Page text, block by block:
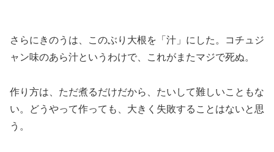
さらにきのうは、このぶり大根を「汁」にした。コチュジ
ャン味のあら汁というわけで、これがまたマジで死ぬ。
作り方は、ただ煮るだけだから、たいして難しいこともな
い。どうやって作っても、大きく失敗することはないと思
う。